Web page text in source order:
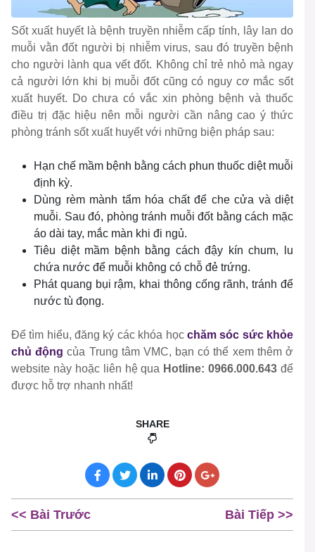
Sốt xuất huyết là bệnh truyền nhiễm cấp tính, lây lan do
muỗi vằn đốt người bị nhiễm virus, sau đó truyền bệnh
cho người lành qua vết đốt. Không chỉ trẻ nhỏ mà ngay
cả người lớn khi bị muỗi đốt cũng có nguy cơ mắc sốt
xuất huyết. Do chưa có vắc xin phòng bệnh và thuốc
điều trị đặc hiệu nên mỗi người cần nâng cao ý thức
phòng tránh sốt xuất huyết với những biện pháp sau:
Hạn chế mầm bệnh bằng cách phun thuốc diệt muỗi
định kỳ.
Dùng rèm mành tẩm hóa chất để che cửa và diệt
muỗi. Sau đó, phòng tránh muỗi đốt bằng cách mặc
áo dài tay, mắc màn khi đi ngủ.
Tiêu diệt mầm bệnh bằng cách đậy kín chum, lu
chứa nước để muỗi không có chỗ đẻ trứng.
Phát quang bụi rậm, khai thông cống rãnh, tránh để
nước tù đọng.
Để tìm hiểu, đăng ký các khóa học chăm sóc sức khỏe
chủ động của Trung tâm VMC, bạn có thể xem thêm ở
website này hoặc liên hệ qua Hotline: 0966.000.643 để
được hỗ trợ nhanh nhất!
SHARE
<< Bài Trước Bài Tiếp >>